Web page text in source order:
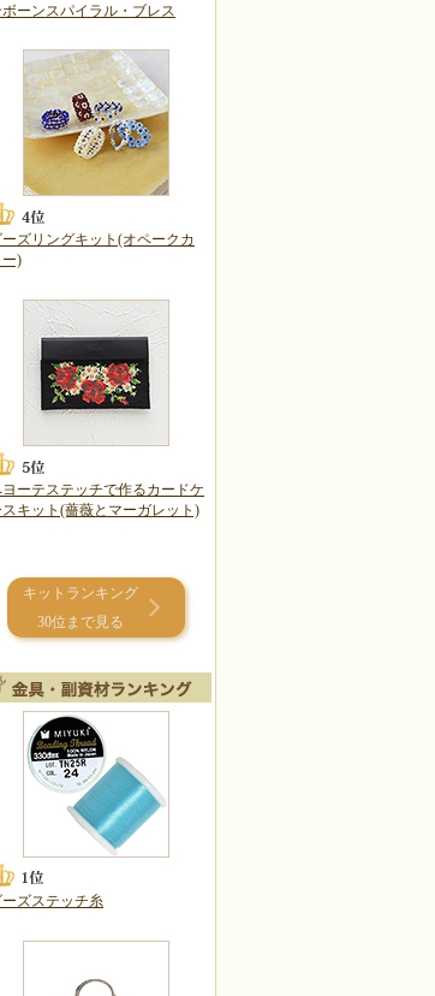
ボーンスパイラル・ブレス
ーズリングキット(オペークカ
ー)
ーテステッチで作るカードケ
スキット(薔薇とマーガレット)
キットランキング
30位まで見る
ーズステッチ糸